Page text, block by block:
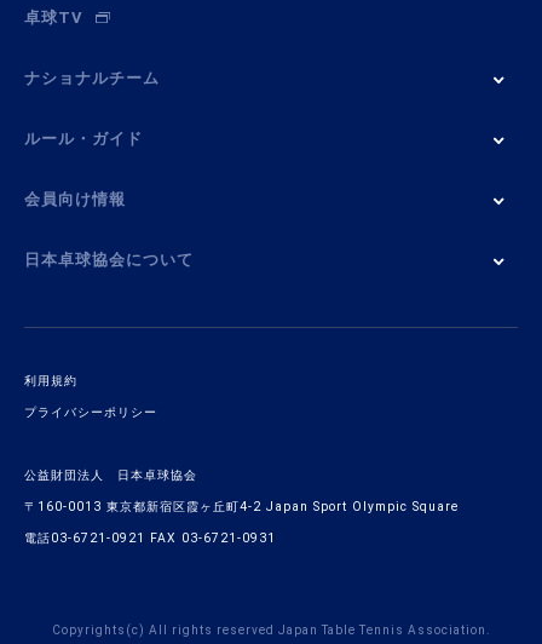
卓球TV
ナショナルチーム
ルール・ガイド
会員向け情報
日本卓球協会について
利用規約
プライバシーポリシー
公益財団法人 日本卓球協会
〒160-0013 東京都新宿区霞ヶ丘町4-2 Japan Sport Olympic Square
電話03-6721-0921 FAX 03-6721-0931
Copyrights(c) All rights reserved Japan Table Tennis Association.